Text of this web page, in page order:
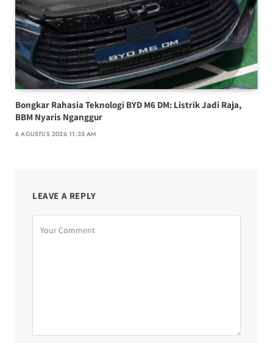
Bongkar Rahasia Teknologi BYD M6 DM: Listrik Jadi Raja,
BBM Nyaris Nganggur
6 AGUSTUS 2026 11:35 AM
LEAVE A REPLY